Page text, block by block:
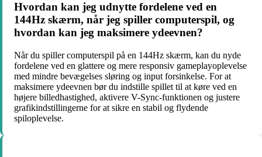
Hvordan kan jeg udnytte fordelene ved en
144Hz skærm, når jeg spiller computerspil, og
hvordan kan jeg maksimere ydeevnen?
Når du spiller computerspil på en 144Hz skærm, kan du nyde
fordelene ved en glattere og mere responsiv gameplayoplevelse
med mindre bevægelses sløring og input forsinkelse. For at
maksimere ydeevnen bør du indstille spillet til at køre ved en
højere billedhastighed, aktivere V-Sync-funktionen og justere
grafikindstillingerne for at sikre en stabil og flydende
spiloplevelse.